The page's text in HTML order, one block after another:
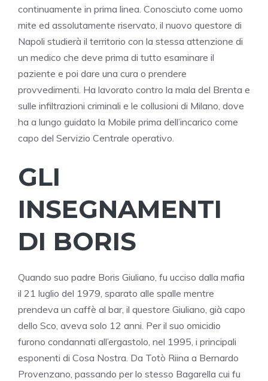
continuamente in prima linea. Conosciuto come uomo
mite ed assolutamente riservato, il nuovo questore di
Napoli studierà il territorio con la stessa attenzione di
un medico che deve prima di tutto esaminare il
paziente e poi dare una cura o prendere
provvedimenti. Ha lavorato contro la mala del Brenta e
sulle infiltrazioni criminali e le collusioni di Milano, dove
ha a lungo guidato la Mobile prima dell’incarico come
capo del Servizio Centrale operativo.
GLI
INSEGNAMENTI
DI BORIS
Quando suo padre Boris Giuliano, fu ucciso dalla mafia
il 21 luglio del 1979, sparato alle spalle mentre
prendeva un caffè al bar, il questore Giuliano, già capo
dello Sco, aveva solo 12 anni. Per il suo omicidio
furono condannati all’ergastolo, nel 1995, i principali
esponenti di Cosa Nostra. Da Totò Riina a Bernardo
Provenzano, passando per lo stesso Bagarella cui fu